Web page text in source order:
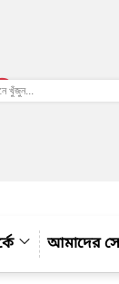
তথ্য বাতায়ন
আমাদের